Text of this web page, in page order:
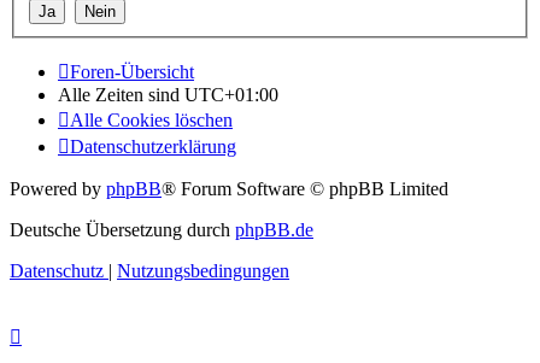
Foren-Übersicht
Alle Zeiten sind UTC+01:00
Alle Cookies löschen
Datenschutzerklärung
Powered by phpBB® Forum Software © phpBB Limited
Deutsche Übersetzung durch phpBB.de
Datenschutz | Nutzungsbedingungen